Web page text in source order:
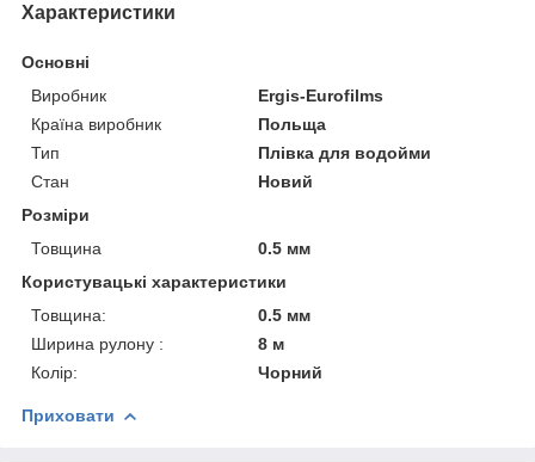
Характеристики
Основні
Виробник
Ergis-Eurofilms
Країна виробник
Польща
Тип
Плівка для водойми
Стан
Новий
Розміри
Товщина
0.5 мм
Користувацькі характеристики
Товщина:
0.5 мм
Ширина рулону :
8 м
Колір:
Чорний
Приховати